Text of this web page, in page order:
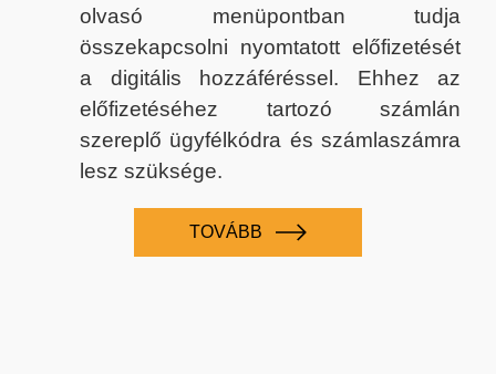
olvasó menüpontban tudja
összekapcsolni nyomtatott előfizetését
a digitális hozzáféréssel. Ehhez az
előfizetéséhez tartozó számlán
szereplő ügyfélkódra és számlaszámra
lesz szüksége.
TOVÁBB